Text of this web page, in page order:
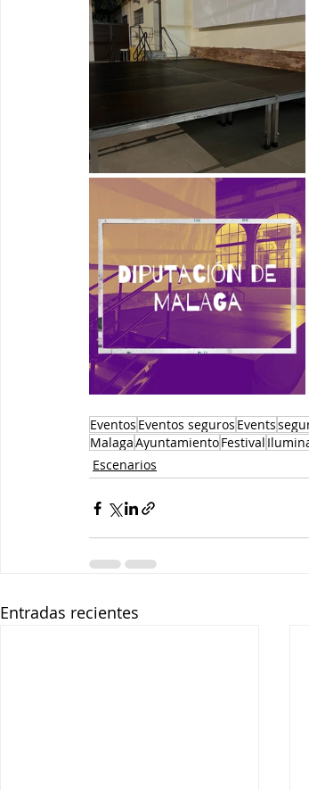
Eventos Eventos seguros Events
MalagaAyuntamientoFestival
Escenarios
Entradas recientes